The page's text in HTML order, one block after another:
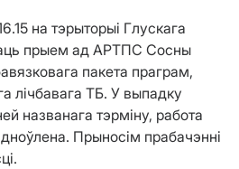
на тэрыторыі Глускага
прыем ад АРТПС Сосны
пакета праграм,
лічбавага ТБ. У выпадку
названага тэрміну, работа
Прыносім прабачэнні